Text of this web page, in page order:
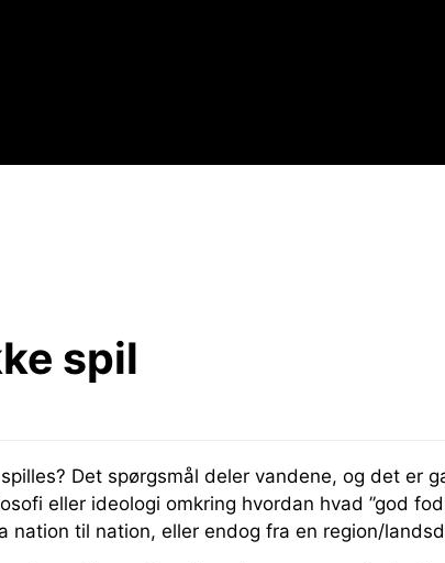
spil
Det spørgsmål deler vandene, og det er
eller ideologi omkring hvordan hvad ”god
til nation, eller endog fra en region/